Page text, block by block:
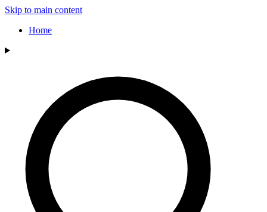
Skip to main content
Home